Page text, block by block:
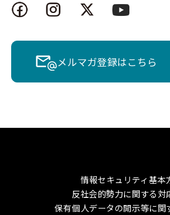
メルマガ登録はこちら
情報セキュリティ基本
反社会的勢力に関する対
保有個人データの開示等に関